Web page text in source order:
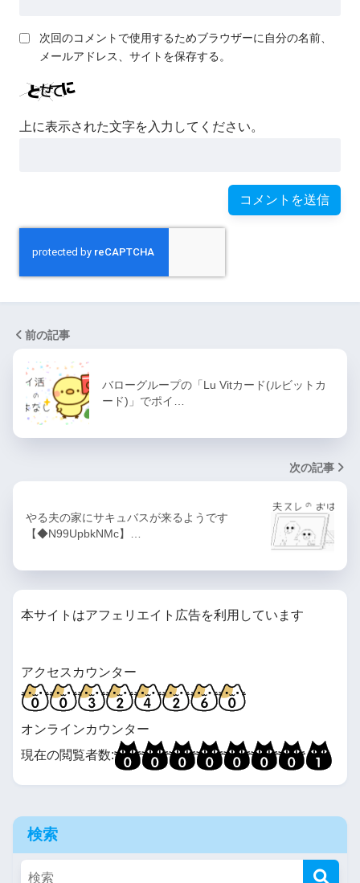
次回のコメントで使用するためブラウザーに自分の名前、
メールアドレス、サイトを保存する。
上に表示された文字を入力してください。
前の記事
バローグループの「Lu Vitカード(ルビットカ
ード)」でポイ…
次の記事
やる夫の家にサキュバスが来るようです
【◆N99UpbkNMc】…
本サイトはアフェリエイト広告を利用しています
アクセスカウンター
オンラインカウンター
現在の閲覧者数:
検索